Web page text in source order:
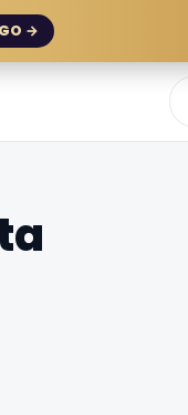
GO →